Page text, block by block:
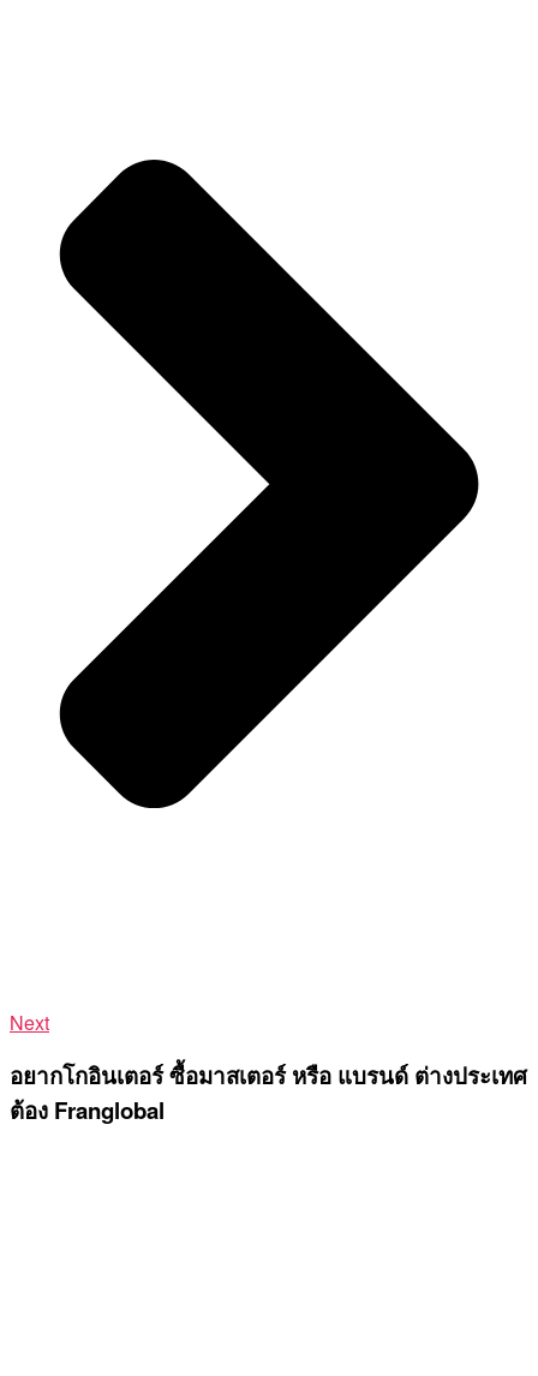
Next
อยากโกอินเตอร์ ซื้อมาสเตอร์ หรือ แบรนด์ ต่างประเทศ
ต้อง Franglobal